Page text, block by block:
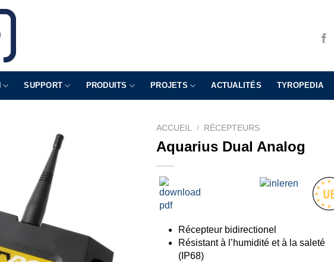
SUPPORT PRODUITS PROJETS ACTUALITÉS TYROPEDIA
ACCUEIL / RÉCEPTEURS
Aquarius Dual Analog
Récepteur bidirectionel
Résistant à l’humidité et à la saleté
(IP68)